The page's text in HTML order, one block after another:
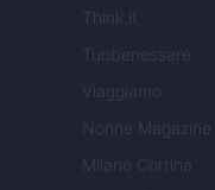
Think.it
Tuobenessere
Viaggiamo
Nonne Magazine
Milano Cortina